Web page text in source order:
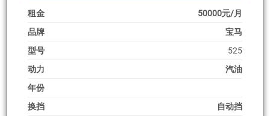
租金
50000元/月
品牌
宝马
型号
525
动力
汽油
年份
换挡
自动挡